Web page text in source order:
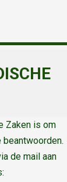
Zaken is om
de mail aan